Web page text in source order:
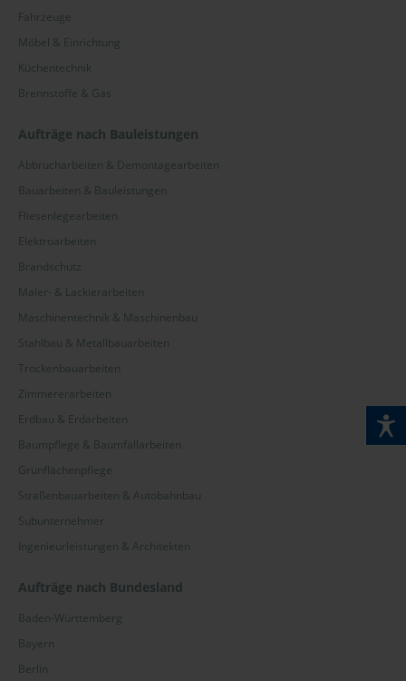
Fahrzeuge
Möbel & Einrichtung
Küchentechnik
Brennstoffe & Gas
Aufträge nach Bauleistungen
Abbrucharbeiten & Demontagearbeiten
Bauarbeiten & Bauleistungen
Fliesenlegearbeiten
Elektroarbeiten
Brandschutz
Maler- & Lackierarbeiten
Maschinentechnik & Maschinenbau
Stahlbau & Metallbauarbeiten
Trockenbauarbeiten
Zimmererarbeiten
Erdbau & Erdarbeiten
Baumpflege & Baumfällarbeiten
Grünflächenpflege
Straßenbauarbeiten & Autobahnbau
Subunternehmer
Ingenieurleistungen & Architekten
Aufträge nach Bundesland
Baden-Württemberg
Bayern
Berlin